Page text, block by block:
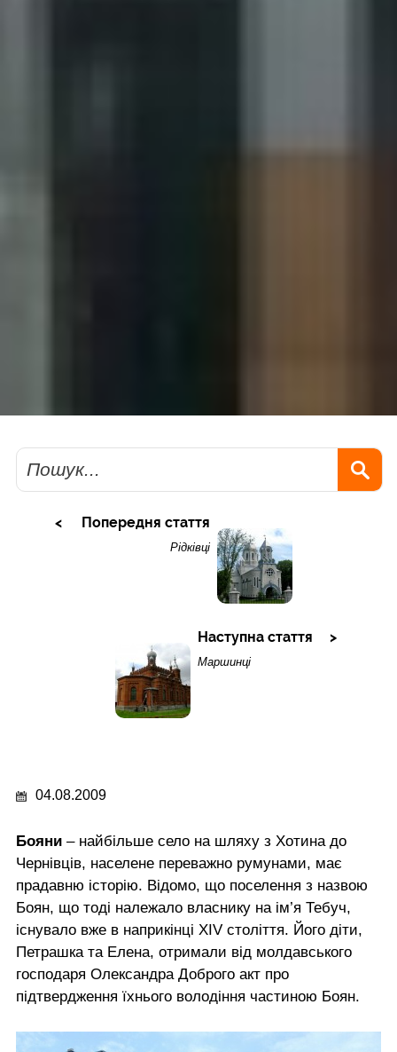
Пошук
Попередня стаття
Рідківці
Наступна стаття
Маршинці
04.08.2009
Бояни – найбільше село на шляху з Хотина до
Чернівців, населене переважно румунами, має
прадавню історію. Відомо, що поселення з назвою
Боян, що тоді належало власнику на ім’я Тебуч,
існувало вже в наприкінці XIV століття. Його діти,
Петрашка та Елена, отримали від молдавського
господаря Олександра Доброго акт про
підтвердження їхнього володіння частиною Боян.